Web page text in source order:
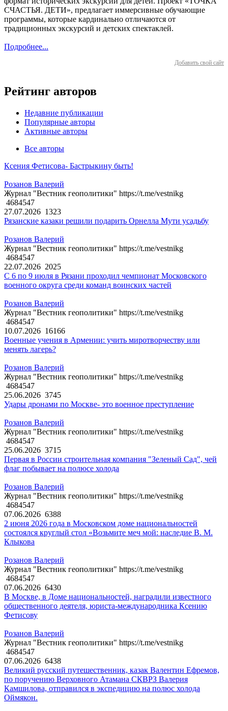
СЧАСТЬЯ. ДЕТИ», предлагает иммерсивные обучающие
программы, которые кардинально отличаются от
традиционных экскурсий и детских спектаклей.
Подробнее...
Добавить свой сайт
Рейтинг авторов
Недавние публикации
Популярные авторы
Активные авторы
Все авторы
Ксения Фетисова- Бастрыкину быть!
Розанов Валерий
Журнал "Вестник геополитики" https://t.me/vestnikg
4684547
27.07.2026 1323
Рязанские казаки решили подарить Орнелла Мути усадьбу
Розанов Валерий
Журнал "Вестник геополитики" https://t.me/vestnikg
4684547
22.07.2026 2025
С 6 по 9 июля в Рязани проходил чемпионат Московского
военного округа среди команд воинских частей
Розанов Валерий
Журнал "Вестник геополитики" https://t.me/vestnikg
4684547
10.07.2026 16166
Военные учения в Армении: учить миротворчеству или
менять лагерь?
Розанов Валерий
Журнал "Вестник геополитики" https://t.me/vestnikg
4684547
25.06.2026 3745
Удары дронами по Москве- это военное преступление
Розанов Валерий
Журнал "Вестник геополитики" https://t.me/vestnikg
4684547
25.06.2026 3715
Первая в России строительная компания "Зеленый Сад", чей
флаг побывает на полюсе холода
Розанов Валерий
Журнал "Вестник геополитики" https://t.me/vestnikg
4684547
07.06.2026 6388
2 июня 2026 года в Московском доме национальностей
состоялся круглый стол «Возьмите меч мой: наследие В. М.
Клыкова
Розанов Валерий
Журнал "Вестник геополитики" https://t.me/vestnikg
4684547
07.06.2026 6430
В Москве, в Доме национальностей, наградили известного
общественного деятеля, юриста-международника Ксению
Фетисову
Розанов Валерий
Журнал "Вестник геополитики" https://t.me/vestnikg
4684547
07.06.2026 6438
Великий русский путешественник, казак Валентин Ефремов,
по поручению Верховного Атамана СКВРЗ Валерия
Камшилова, отправился в экспедицию на полюс холода
Оймякон.